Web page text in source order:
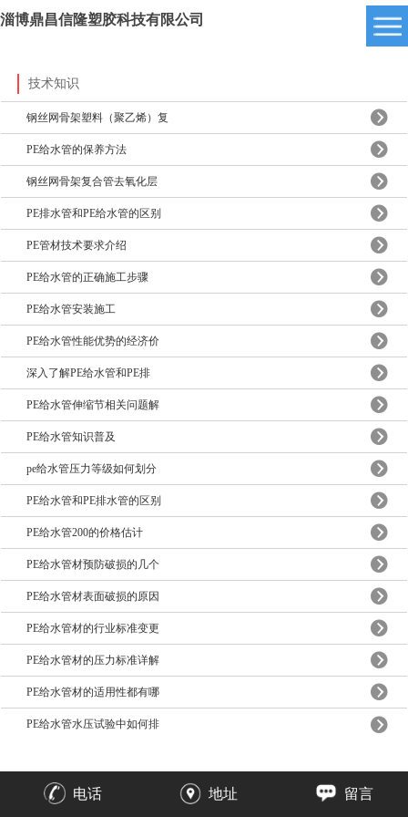
淄博鼎昌信隆塑胶科技有限公司
技术知识
钢丝网骨架塑料（聚乙烯）复
PE给水管的保养方法
钢丝网骨架复合管去氧化层
PE排水管和PE给水管的区别
PE管材技术要求介绍
PE给水管的正确施工步骤
PE给水管安装施工
PE给水管性能优势的经济价
深入了解PE给水管和PE排
PE给水管伸缩节相关问题解
PE给水管知识普及
pe给水管压力等级如何划分
PE给水管和PE排水管的区别
PE给水管200的价格估计
PE给水管材预防破损的几个
PE给水管材表面破损的原因
PE给水管材的行业标准变更
PE给水管材的压力标准详解
PE给水管材的适用性都有哪
PE给水管水压试验中如何排
电话 地址 留言